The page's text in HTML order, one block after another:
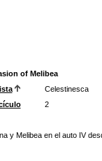
of Melibea
Celestinesca
2
y Melibea en el auto IV